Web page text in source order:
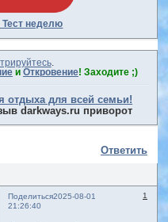
неделю
.
и Откровение! Заходите ;)
отдыха для всей семьи!
darkways.ru приворот
Ответить
Поделиться 1
2025-08-01
21:26:40